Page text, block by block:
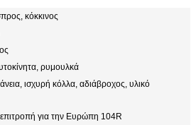
κόκκινος
ρυμουλκά
ισχυρή κόλλα, αδιάβροχος, υλικό
για την Ευρώπη 104R